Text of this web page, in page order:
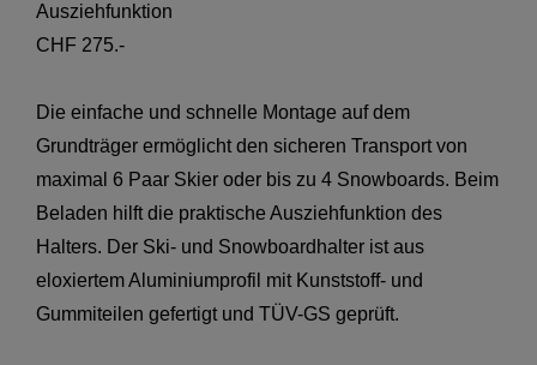
Ausziehfunktion
CHF 275.-
Die einfache und schnelle Montage auf dem
Grundträger ermöglicht den sicheren Transport von
maximal 6 Paar Skier oder bis zu 4 Snowboards. Beim
Beladen hilft die praktische Ausziehfunktion des
Halters. Der Ski- und Snowboardhalter ist aus
eloxiertem Aluminiumprofil mit Kunststoff- und
Gummiteilen gefertigt und TÜV-GS geprüft.